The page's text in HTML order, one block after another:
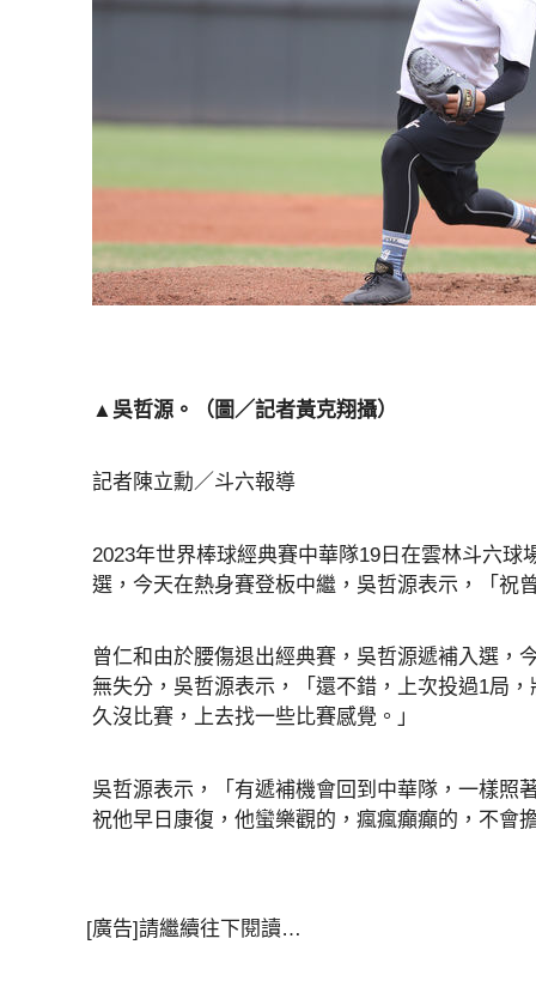
▲吳哲源。（圖／記者黃克翔攝）
記者陳立勳／斗六報導
2023年世界棒球經典賽中華隊19日在雲林斗六
選，今天在熱身賽登板中繼，吳哲源表示，「祝
曾仁和由於腰傷退出經典賽，吳哲源遞補入選，
無失分，吳哲源表示，「還不錯，上次投過1局
久沒比賽，上去找一些比賽感覺。」
吳哲源表示，「有遞補機會回到中華隊，一樣照
祝他早日康復，他蠻樂觀的，瘋瘋癲癲的，不會
[廣告]請繼續往下閱讀…